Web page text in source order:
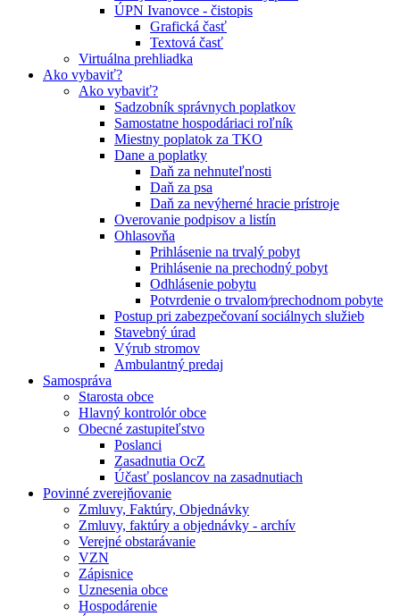
ÚPN Ivanovce - čistopis
Grafická časť
Textová časť
Virtuálna prehliadka
Ako vybaviť?
Ako vybaviť?
Sadzobník správnych poplatkov
Samostatne hospodáriaci roľník
Miestny poplatok za TKO
Dane a poplatky
Daň za nehnuteľnosti
Daň za psa
Daň za nevýherné hracie prístroje
Overovanie podpisov a listín
Ohlasovňa
Prihlásenie na trvalý pobyt
Prihlásenie na prechodný pobyt
Odhlásenie pobytu
Potvrdenie o trvalom⁄prechodnom pobyte
Postup pri zabezpečovaní sociálnych služieb
Stavebný úrad
Výrub stromov
Ambulantný predaj
Samospráva
Starosta obce
Hlavný kontrolór obce
Obecné zastupiteľstvo
Poslanci
Zasadnutia OcZ
Účasť poslancov na zasadnutiach
Povinné zverejňovanie
Zmluvy, Faktúry, Objednávky
Zmluvy, faktúry a objednávky - archív
Verejné obstarávanie
VZN
Zápisnice
Uznesenia obce
Hospodárenie